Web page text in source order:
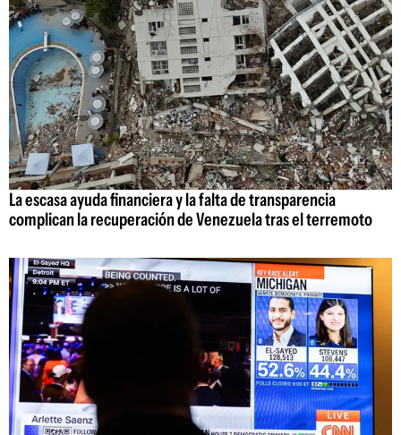
La escasa ayuda financiera y la falta de transparencia
complican la recuperación de Venezuela tras el terremoto